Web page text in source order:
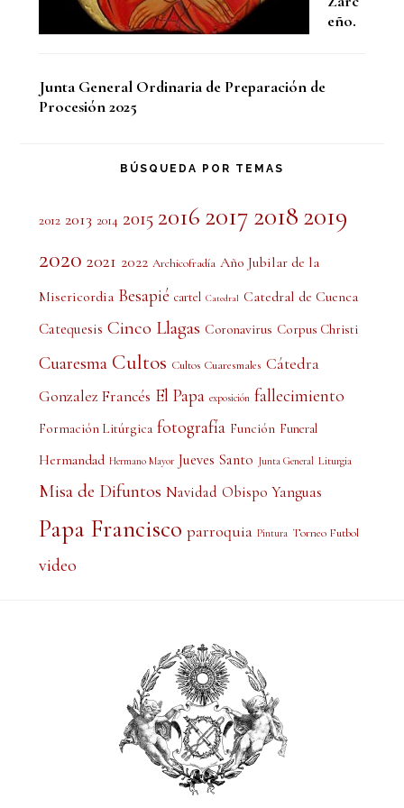
eño.
Junta General Ordinaria de Preparación de
Procesión 2025
BÚSQUEDA POR TEMAS
2012 2013 2014 2015 2016 2017 2018 2019
2020 2021 2022 Archicofradía Año Jubilar de la
Misericordia Besapié cartel Catedral Catedral de Cuenca
Catequesis Cinco Llagas Coronavirus Corpus Christi
Cuaresma Cultos Cultos Cuaresmales Cátedra
Gonzalez Francés El Papa exposición fallecimiento
Formación Litúrgica fotografía Función Funeral
Hermandad Hermano Mayor Jueves Santo Junta General Liturgia
Misa de Difuntos Navidad Obispo Yanguas
Papa Francisco parroquia Pintura Torneo Futbol
video